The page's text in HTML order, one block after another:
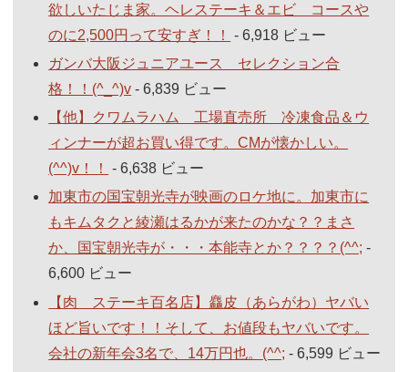
欲しいたじま家。ヘレステーキ＆エビ コースや
のに2,500円って安すぎ！！
- 6,918 ビュー
ガンバ大阪ジュニアユース セレクション合
格！！(^_^)v - 6,839 ビュー
【他】クワムラハム 工場直売所 冷凍食品＆ウ
ィンナーが超お買い得です。CMが懐かしい。
(^^)v！！
- 6,638 ビュー
加東市の国宝朝光寺が映画のロケ地に。加東市に
もキムタクと綾瀬はるかが来たのかな？？まさ
か、国宝朝光寺が・・・本能寺とか？？？？(^^; -
6,600 ビュー
【肉 ステーキ百名店】麤皮（あらがわ）ヤバい
ほど旨いです！！そして、お値段もヤバいです。
会社の新年会3名で、14万円也。(^^; - 6,599 ビュー